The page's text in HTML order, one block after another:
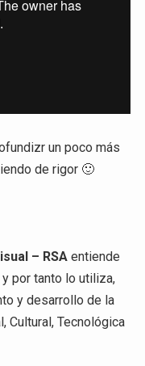
un poco más
de rigor 🙂
– RSAentiende
por tanto lo utiliza,
y desarrollo de la
Cultural, Tecnológica